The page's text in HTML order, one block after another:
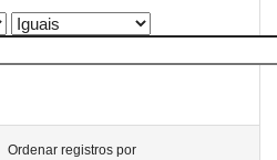
Ordenar registros por